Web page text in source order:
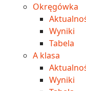
Okręgówka
Wyniki
Tabela
A klasa
Wyniki